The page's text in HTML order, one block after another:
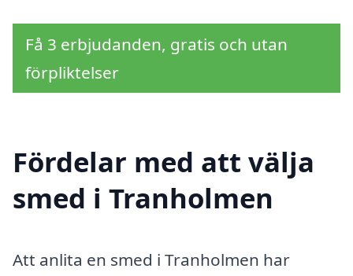
Få 3 erbjudanden, gratis och utan
förpliktelser
Fördelar med att välja
smed i Tranholmen
Att anlita en smed i Tranholmen har